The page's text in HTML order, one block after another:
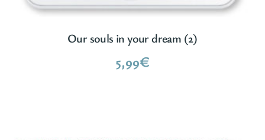
Our souls in your dream (2)
5,99€